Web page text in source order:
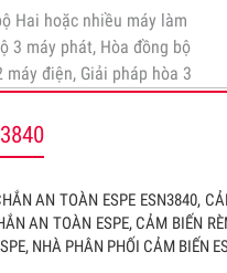
Hai hoặc nhiều máy làm
3 máy phát, Hòa đồng bộ
điện, Giải pháp hòa 3
AN TOÀN ESPE ESN3840,
AN TOÀN ESPE, CẢM BIẾN
NHÀ PHÂN PHỐI CẢM BIẾN